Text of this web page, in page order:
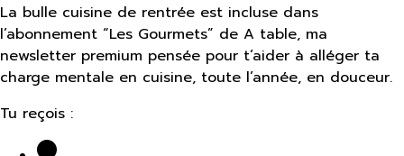
La bulle cuisine de rentrée est incluse dans
l’abonnement “Les Gourmets” de A table, ma
newsletter premium pensée pour t’aider à alléger ta
charge mentale en cuisine, toute l’année, en douceur.
Tu reçois :